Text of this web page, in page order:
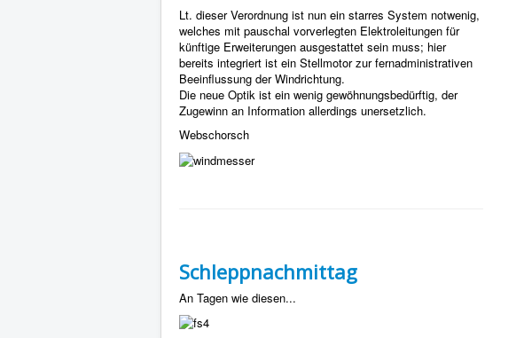
Lt. dieser Verordnung ist nun ein starres System notwenig,
welches mit pauschal vorverlegten Elektroleitungen für
künftige Erweiterungen ausgestattet sein muss; hier
bereits integriert ist ein Stellmotor zur fernadministrativen
Beeinflussung der Windrichtung.
Die neue Optik ist ein wenig gewöhnungsbedürftig, der
Zugewinn an Information allerdings unersetzlich.
Webschorsch
Schleppnachmittag
An Tagen wie diesen...